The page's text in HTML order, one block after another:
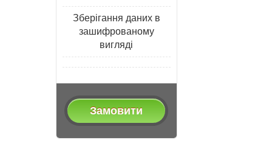
Зберігання даних в
зашифрованому
вигляді
Замовити